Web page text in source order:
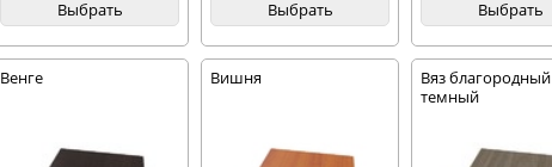
Выбрать Выбрать Выбрать
Венге Вишня
Вяз благородный
темный